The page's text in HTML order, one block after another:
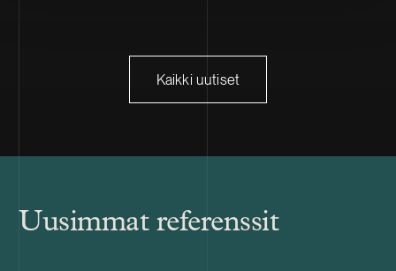
Kaikki uutiset
Uusimmat referenssit